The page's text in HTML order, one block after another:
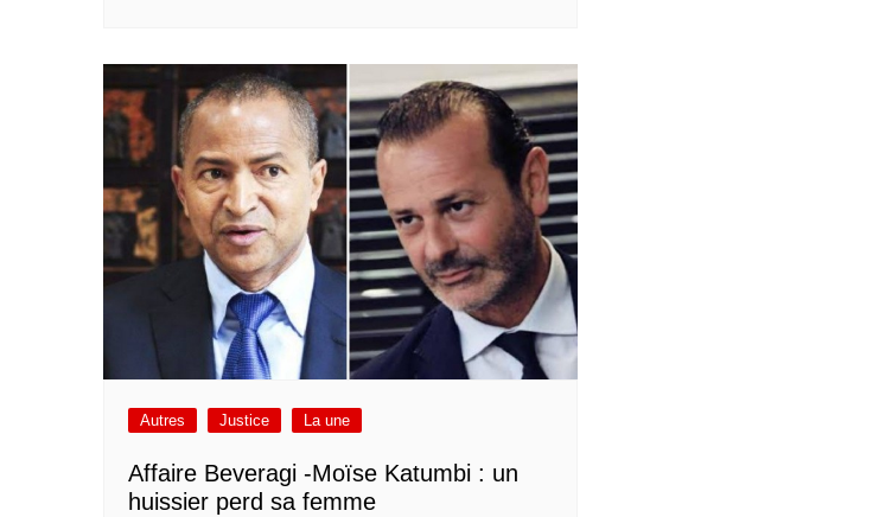
Autres Justice La une
Affaire Beveragi -Moïse Katumbi : un
huissier perd sa femme